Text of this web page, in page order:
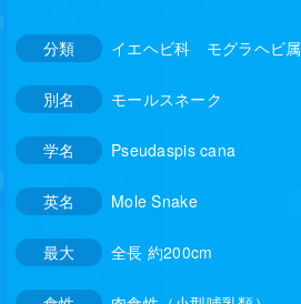
分類 イエヘビ科 モグラヘビ属
別名 モールスネーク
学名 Pseudaspis cana
英名 Mole Snake
最大 全長 約200cm